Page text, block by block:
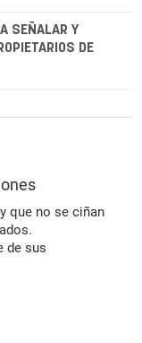
SEÑALAR Y
DE
que no se ciñan
de sus